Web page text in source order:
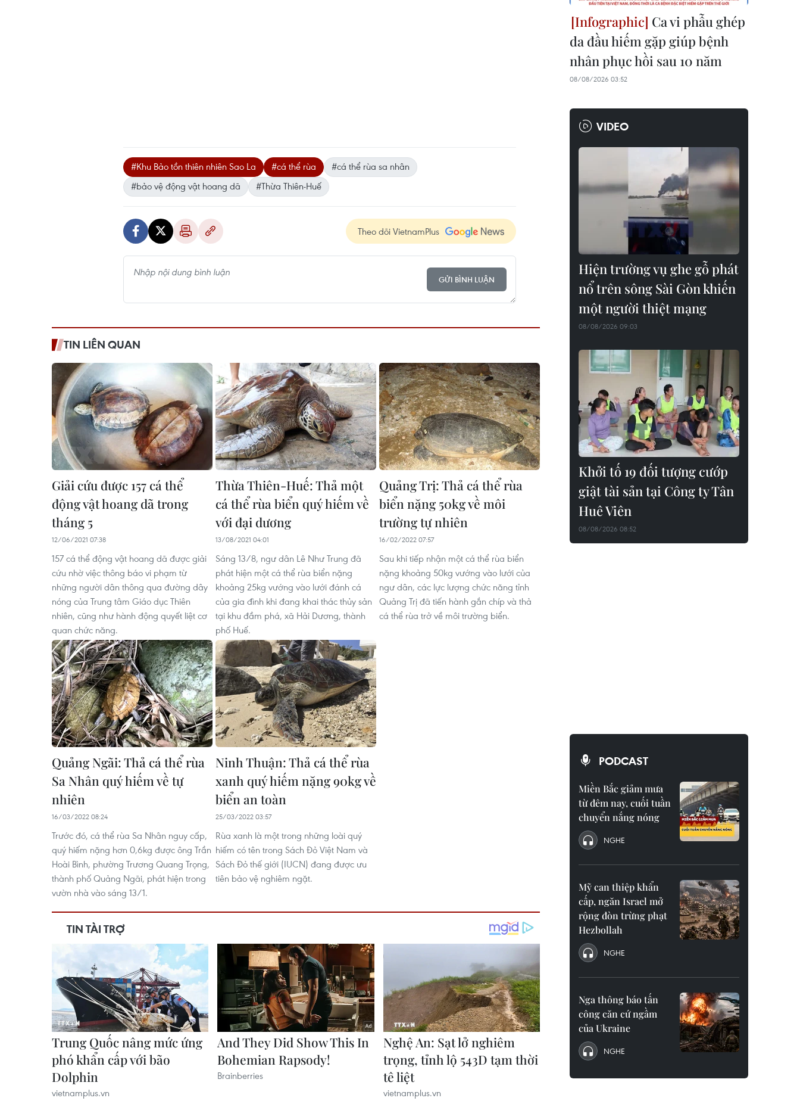
#Khu Bảo tồn thiên nhiên Sao La #cá thể rùa
#cá thể rùa sa nhân
#bảo vệ động vật hoang dã
#Thừa Thiên-Huế
Theo dõi VietnamPlus
GỬI BÌNH LUẬN
TIN LIÊN QUAN
Giải cứu được 157 cá thể
động vật hoang dã trong
tháng 5
12/06/2021 07:38
157 cá thể động vật hoang dã được giải
cứu nhờ việc thông báo vi phạm từ
những người dân thông qua đường dây
nóng của Trung tâm Giáo dục Thiên
nhiên, cũng như hành động quyết liệt cơ
quan chức năng.
Thừa Thiên-Huế: Thả một
cá thể rùa biển quý hiếm về
với đại dương
13/08/2021 04:01
Sáng 13/8, ngư dân Lê Như Trung đã
phát hiện một cá thể rùa biển nặng
khoảng 25kg vướng vào lưới đánh cá
của gia đình khi đang khai thác thủy sản
tại khu đầm phá, xã Hải Dương, thành
phố Huế.
Quảng Trị: Thả cá thể rùa
biển nặng 50kg về môi
trường tự nhiên
16/02/2022 07:57
Sau khi tiếp nhận một cá thể rùa biển
nặng khoảng 50kg vướng vào lưới của
ngư dân, các lực lượng chức năng tỉnh
Quảng Trị đã tiến hành gắn chíp và thả
cá thể rùa trở về môi trường biển.
Quảng Ngãi: Thả cá thể rùa
Sa Nhân quý hiếm về tự
nhiên
16/03/2022 08:24
Trước đó, cá thể rùa Sa Nhân nguy cấp,
quý hiếm nặng hơn 0,6kg được ông Trần
Hoài Bình, phường Trương Quang Trọng,
thành phố Quảng Ngãi, phát hiện trong
vườn nhà vào sáng 13/1.
Ninh Thuận: Thả cá thể rùa
xanh quý hiếm nặng 90kg về
biển an toàn
25/03/2022 03:57
Rùa xanh là một trong những loài quý
hiếm có tên trong Sách Đỏ Việt Nam và
Sách Đỏ thế giới (IUCN) đang được ưu
tiên bảo vệ nghiêm ngặt.
Ca vi phẫu ghép
da đầu hiếm gặp giúp bệnh
nhân phục hồi sau 10 năm
08/08/2026 03:52
VIDEO
Hiện trường vụ ghe gỗ phát
nổ trên sông Sài Gòn khiến
một người thiệt mạng
08/08/2026 09:03
Khởi tố 19 đối tượng cướp
giật tài sản tại Công ty Tân
Huê Viên
08/08/2026 08:52
PODCAST
Miền Bắc giảm mưa
từ đêm nay, cuối tuần
chuyển nắng nóng
NGHE
Mỹ can thiệp khẩn
cấp, ngăn Israel mở
rộng đòn trừng phạt
Hezbollah
NGHE
Nga thông báo tấn
công căn cứ ngầm
của Ukraine
NGHE